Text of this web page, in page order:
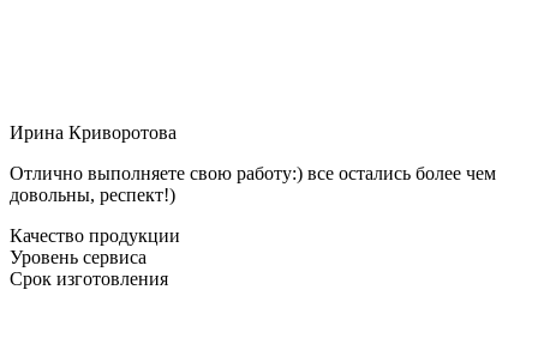
Ирина Криворотова
Отлично выполняете свою работу:) все остались более чем
довольны, респект!)
Качество продукции
Уровень сервиса
Срок изготовления